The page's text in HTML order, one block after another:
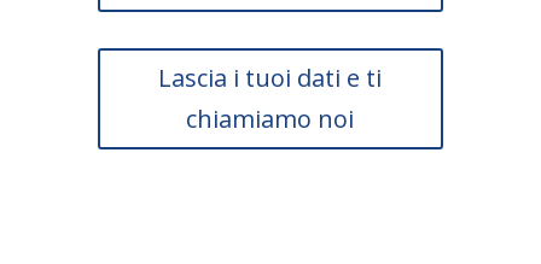
Lascia i tuoi dati e ti
chiamiamo noi